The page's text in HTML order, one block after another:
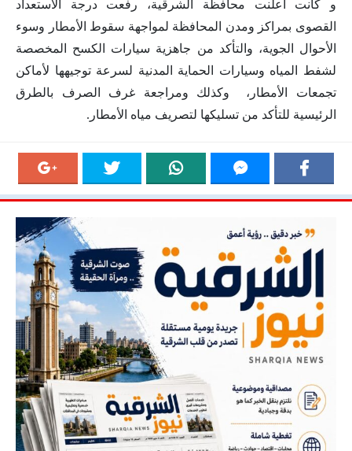
و كانت أعلنت محافظة الشرقية، رفعت درجة الاستعداد
القصوى بمراكز ومدن المحافظة لمواجهة سقوط الأمطار وسوء
الأحوال الجوية، والتأكد من جاهزية سيارات الكسح المخصصة
لشفط المياه وسيارات الحماية المدنية لسرعة توجيهها لأماكن
تجمعات الأمطار، وكذلك ومراجعة غرف الصرف بالطرق
الرئيسية للتأكد من تسليكها لتصريف مياه الأمطار.